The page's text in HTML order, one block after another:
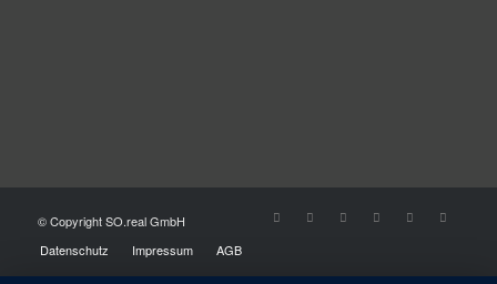
© Copyright SO.real GmbH
Datenschutz
Impressum AGB